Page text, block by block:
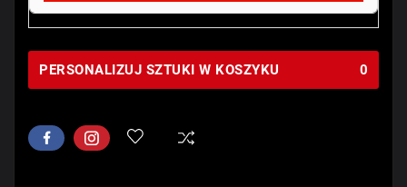
PERSONALIZUJ SZTUKI W KOSZYKU 0